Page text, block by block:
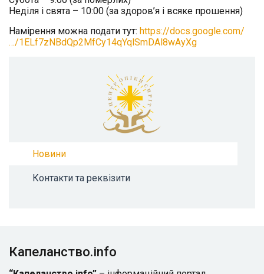
Неділя і свята – 10:00 (за здоров’я і всяке прошення)
Намірення можна подати тут: https://docs.google.com/
…/1ELf7zNBdQp2MfCy14qYqlSmDAl8wAyXg
Новини
Контакти та реквізити
Капеланство.info